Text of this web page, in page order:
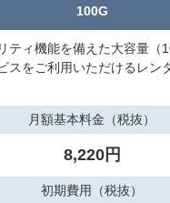
100G
ティ機能を備えた大容量（
スをご利用いただけるレン
月額基本料金（税抜）
8,220円
初期費用（税抜）